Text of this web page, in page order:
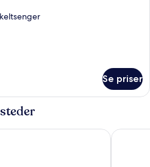
Se priser
Hotel